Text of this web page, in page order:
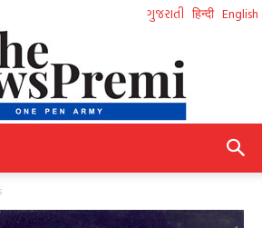
ગુજરાતી हिन्दी English